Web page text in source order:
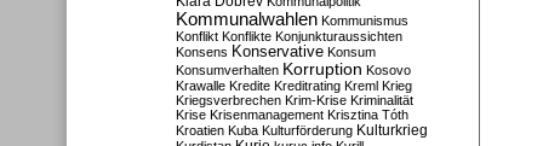
Kommunalwahlen Kommunismus
Konflikt Konflikte Konjunkturaussichten
Konsens Konservative Konsum
Konsumverhalten Korruption Kosovo
Krawalle Kredite Kreditrating Kreml Krieg
Kriegsverbrechen Krim-Krise Kriminalität
Krise Krisenmanagement Krisztina Tóth
Kroatien Kuba Kulturförderung Kulturkrieg